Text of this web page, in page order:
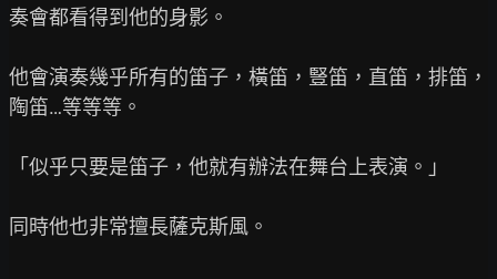
奏會都看得到他的身影。
他會演奏幾乎所有的笛子，橫笛，豎笛，直笛，排笛，
陶笛…等等等。
「似乎只要是笛子，他就有辦法在舞台上表演。」
同時他也非常擅長薩克斯風。